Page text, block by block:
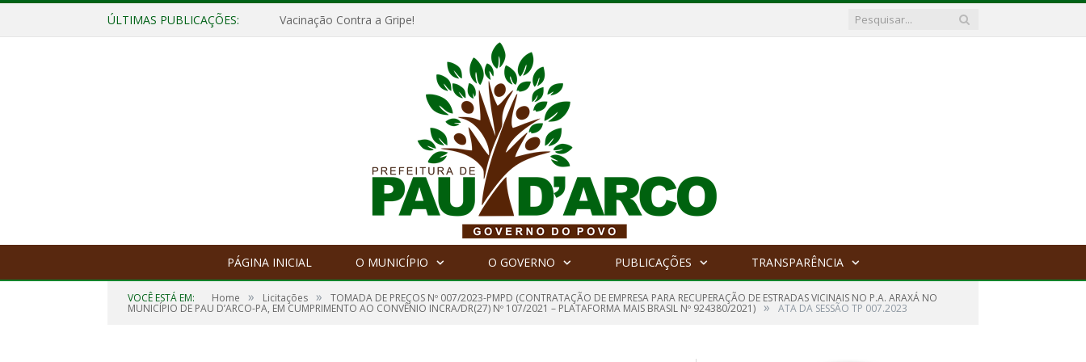
ÚLTIMAS PUBLICAÇÕES: Vacinação Contra a Gripe!
PÁGINA INICIAL O MUNICÍPIO O GOVERNO PUBLICAÇÕES TRANSPARÊNCIA
VOCÊ ESTÁ EM: Home » Licitações » TOMADA DE PREÇOS Nº 007/2023-PMPD (CONTRATAÇÃO DE EMPRESA PARA RECUPERAÇÃO DE ESTRADAS VICINAIS NO P.A. ARAXÁ NO
MUNICÍPIO DE PAU D’ARCO-PA, EM CUMPRIMENTO AO CONVÊNIO INCRA/DR(27) Nº 107/2021 – PLATAFORMA MAIS BRASIL Nº 924380/2021) » ATA DA SESSÃO TP 007.2023